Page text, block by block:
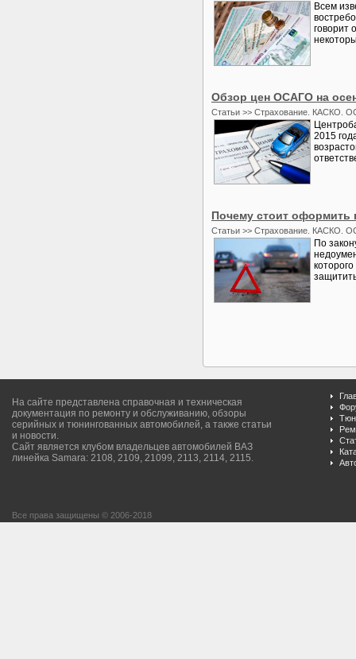
Всем
говорит
Обзор цен ОСАГО на
Статьи >> Страхование. КАСКО.
2015
Почему стоит
Статьи >> Страхование. КАСКО.
По
На сайте представлена справочная и техническая
документация по ремонту и обслуживанию, обзоры
серийных и тюнингованных автомобилей, а также статьи
и новости.
Сайт является клубом владельцев автомобилей ВАЗ
линейка Samara: 2108, 2109, 21099, 2113, 2114, 2115.
Все права защищены © 2006-2018